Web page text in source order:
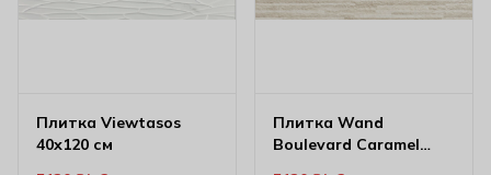
Плитка Viewtasos
40х120 см
Плитка Wand
Boulevard Caramel